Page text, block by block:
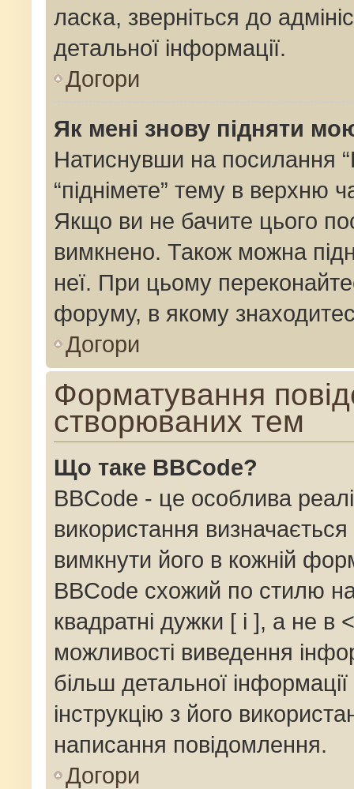
ласка, зверніться до
детальної інформації.
Догори
Як мені знову підняти
Натиснувши на посилання
“піднімете” тему в верхню
Якщо ви не бачите цього
вимкнено. Також можна
неї. При цьому
форуму, в якому
Догори
Форматування
створюваних тем
Що таке BBCode?
BBCode - це особлива
використання
вимкнути його в кожній
BBCode схожий по стилю
квадратні дужки [ і ], а не в
можливості виведення
більш детальної
інструкцію з його
написання повідомлення.
Догори